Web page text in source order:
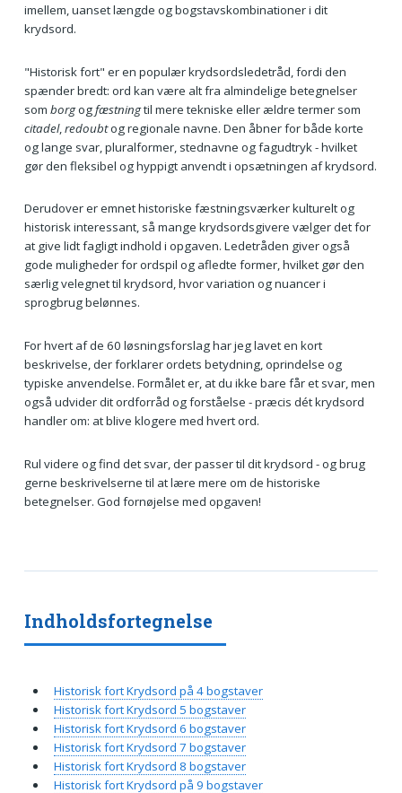
imellem, uanset længde og bogstavskombinationer i dit
krydsord.
"Historisk fort" er en populær krydsordsledetråd, fordi den
spænder bredt: ord kan være alt fra almindelige betegnelser
som borgogfæstningtil mere tekniske eller ældre termer som
citadel,redoubtog regionale navne. Den åbner for både korte
og lange svar, pluralformer, stednavne og fagudtryk - hvilket
gør den fleksibel og hyppigt anvendt i opsætningen af krydsord.
Derudover er emnet historiske fæstningsværker kulturelt og
historisk interessant, så mange krydsordsgivere vælger det for
at give lidt fagligt indhold i opgaven. Ledetråden giver også
gode muligheder for ordspil og afledte former, hvilket gør den
særlig velegnet til krydsord, hvor variation og nuancer i
sprogbrug belønnes.
For hvert af de 60 løsningsforslag har jeg lavet en kort
beskrivelse, der forklarer ordets betydning, oprindelse og
typiske anvendelse. Formålet er, at du ikke bare får et svar, men
også udvider dit ordforråd og forståelse - præcis dét krydsord
handler om: at blive klogere med hvert ord.
Rul videre og find det svar, der passer til dit krydsord - og brug
gerne beskrivelserne til at lære mere om de historiske
betegnelser. God fornøjelse med opgaven!
Indholdsfortegnelse
Historisk fort Krydsord på 4 bogstaver
Historisk fort Krydsord 5 bogstaver
Historisk fort Krydsord 6 bogstaver
Historisk fort Krydsord 7 bogstaver
Historisk fort Krydsord 8 bogstaver
Historisk fort Krydsord på 9 bogstaver